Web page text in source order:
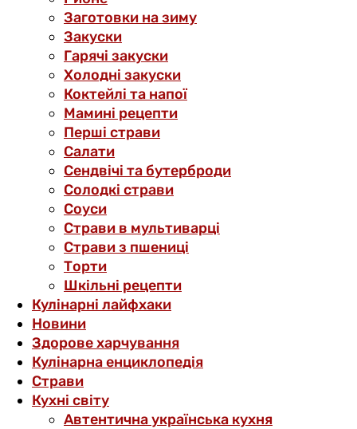
Заготовки на зиму
Закуски
Гарячі закуски
Холодні закуски
Коктейлі та напої
Мамині рецепти
Перші страви
Салати
Сендвічі та бутерброди
Солодкі страви
Соуси
Страви в мультиварці
Страви з пшениці
Торти
Шкільні рецепти
Кулінарні лайфхаки
Новини
Здорове харчування
Кулінарна енциклопедія
Страви
Кухні світу
Автентична українська кухня